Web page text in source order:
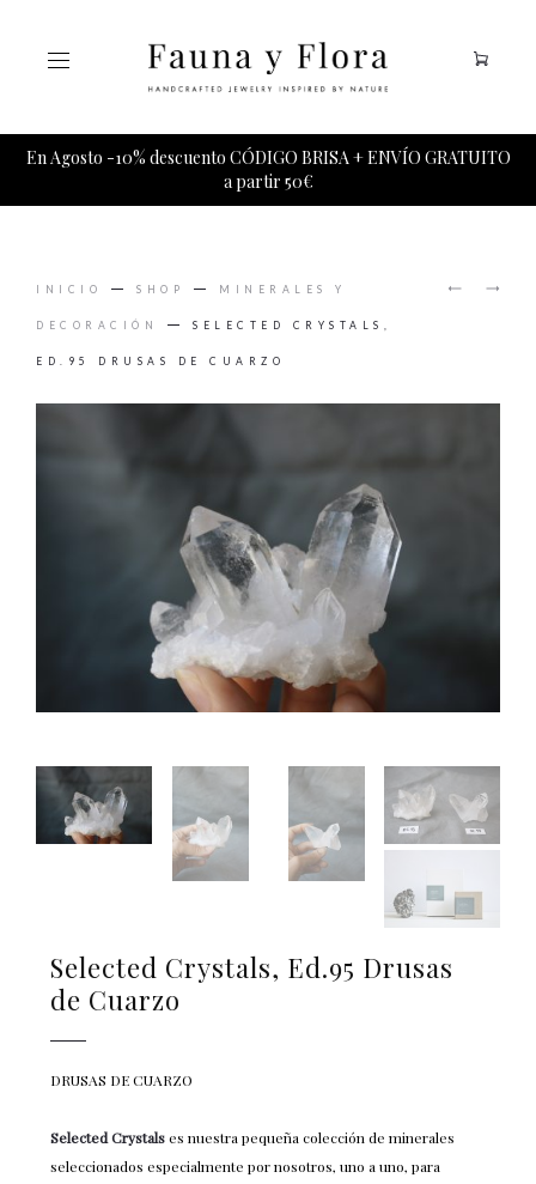
En Agosto -10% descuento CÓDIGO BRISA + ENVÍO GRATUITO
a partir 50€
INICIO SHOP MINERALES Y
DECORACIÓN SELECTED CRYSTALS,
ED.95 DRUSAS DE CUARZO
Selected Crystals, Ed.95 Drusas
de Cuarzo
DRUSAS DE CUARZO
Selected Crystalses nuestra pequeña colección de minerales
seleccionados especialmente por nosotros, uno a uno, para